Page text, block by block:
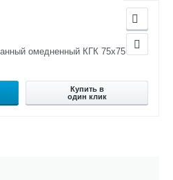
омедненный КГК 75х75
Купить в
один клик